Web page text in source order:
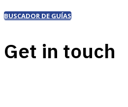
BUSCADOR DE GUÍAS
Get in touch